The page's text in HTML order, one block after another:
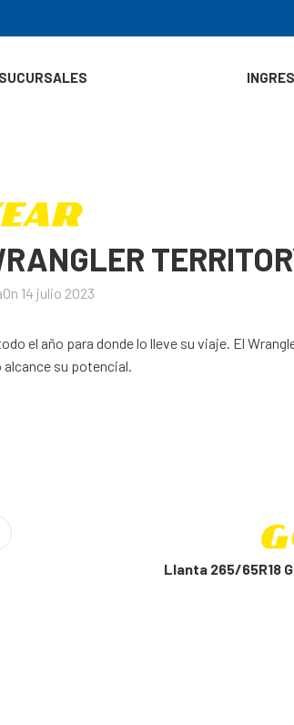
SUCURSALES
On 14 julio 2023
el año para donde lo lleve su viaje. El
su potencial.
Llanta 265/65R18